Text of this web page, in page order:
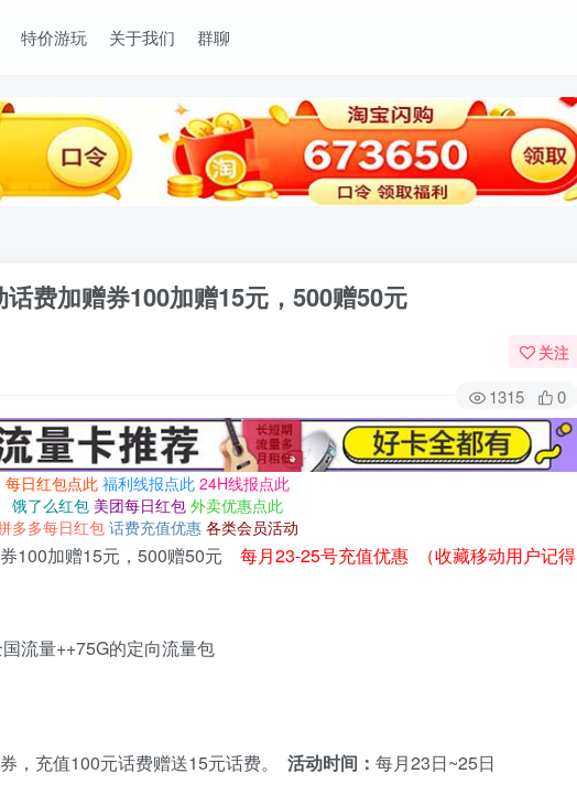
特价游玩 关于我们 群聊
话费加赠券100加赠15元，500赠50元
关注
1315 0
每日红包点此 福利线报点此 24H线报点此
饿了么红包 美团每日红包 外卖优惠点此
多多每日红包 话费充值优惠 各类会员活动
100加赠15元，500赠50元 每月23-25号充值优惠 （收藏移动用户记得
流量++75G的定向流量包
，充值100元话费赠送15元话费。 活动时间： 每月23日~25日